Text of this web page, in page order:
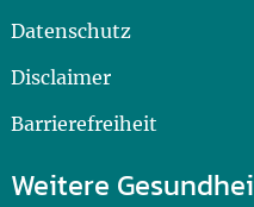
Datenschutz
Disclaimer
Barrierefreiheit
Weitere